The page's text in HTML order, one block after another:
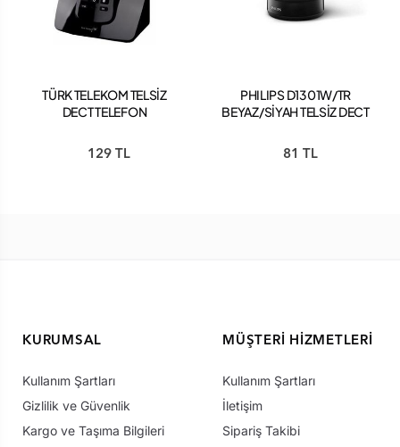
TÜRK TELEKOM TELSİZ
DECT TELEFON
129 TL
PHILIPS D1301W/TR
BEYAZ/SİYAH TELSİZ DECT
81 TL
KURUMSAL
Kullanım Şartları
Gizlilik ve Güvenlik
Kargo ve Taşıma Bilgileri
MÜŞTERI HIZMETLERI
Kullanım Şartları
İletişim
Sipariş Takibi